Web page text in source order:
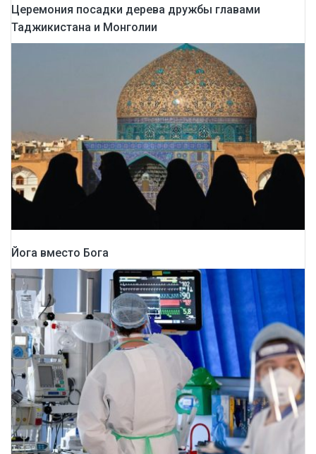
Церемония посадки дерева дружбы главами
Таджикистана и Монголии
Йога вместо Бога